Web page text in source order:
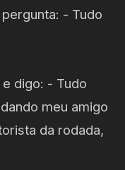
- Tudo
digo: - Tudo
meu amigo
da rodada,